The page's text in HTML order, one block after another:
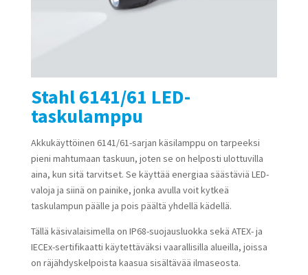
Stahl 6141/61 LED-
taskulamppu
Akkukäyttöinen 6141/61-sarjan käsilamppu on tarpeeksi
pieni mahtumaan taskuun, joten se on helposti ulottuvilla
aina, kun sitä tarvitset. Se käyttää energiaa säästäviä LED-
valoja ja siinä on painike, jonka avulla voit kytkeä
taskulampun päälle ja pois päältä yhdellä kädellä.
Tällä käsivalaisimella on IP68-suojausluokka sekä ATEX- ja
IECEx-sertifikaatti käytettäväksi vaarallisilla alueilla, joissa
on räjähdyskelpoista kaasua sisältävää ilmaseosta.